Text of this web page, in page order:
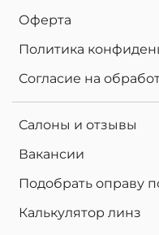
Оферта
Политика
Согласие на
Салоны и отзывы
Вакансии
Подобрать оправу
Калькулятор линз